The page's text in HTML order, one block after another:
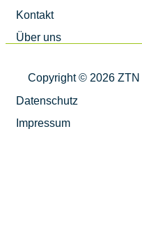
Kontakt
Über uns
Copyright © 2026 ZTN
Datenschutz
Impressum